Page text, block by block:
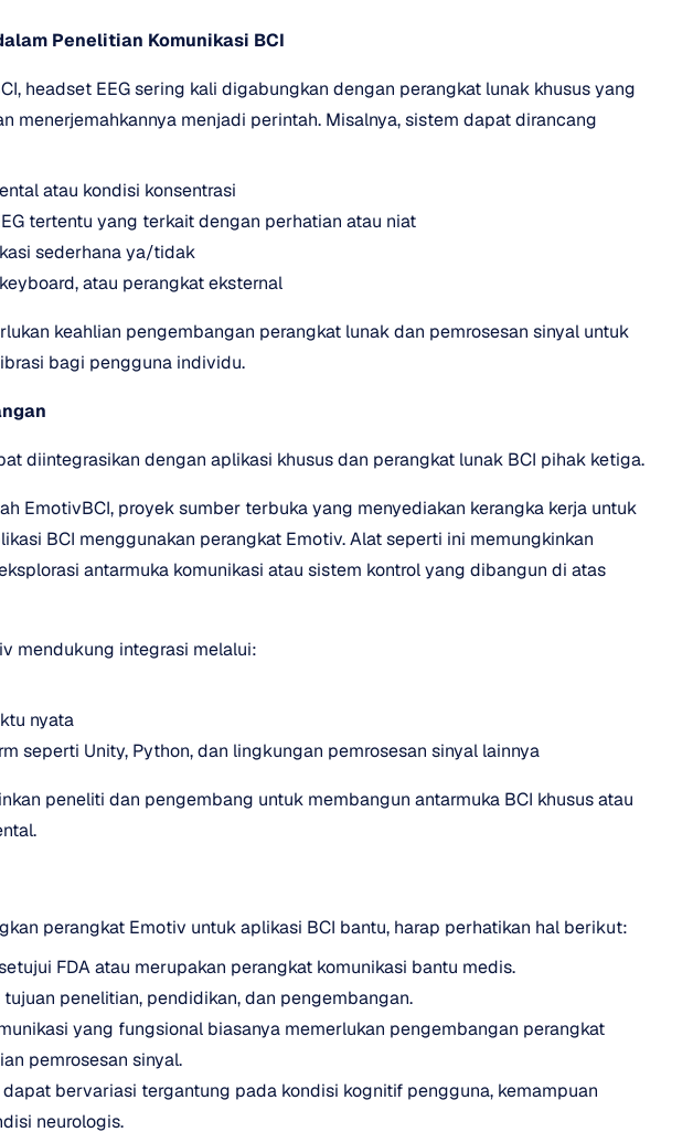
Penelitian Komunikasi BCI
headset EEG sering kali digabungkan dengan perangkat lunak khusus yang
menerjemahkannya menjadi perintah. Misalnya, sistem dapat dirancang
atau kondisi konsentrasi
tertentu yang terkait dengan perhatian atau niat
sederhana ya/tidak
atau perangkat eksternal
keahlian pengembangan perangkat lunak dan pemrosesan sinyal untuk
bagi pengguna individu.
diintegrasikan dengan aplikasi khusus dan perangkat lunak BCI pihak ketiga.
EmotivBCI, proyek sumber terbuka yang menyediakan kerangka kerja untuk
BCI menggunakan perangkat Emotiv. Alat seperti ini memungkinkan
antarmuka komunikasi atau sistem kontrol yang dibangun di atas
mendukung integrasi melalui:
nyata
seperti Unity, Python, dan lingkungan pemrosesan sinyal lainnya
peneliti dan pengembang untuk membangun antarmuka BCI khusus atau
perangkat Emotiv untuk aplikasi BCI bantu, harap perhatikan hal berikut:
FDA atau merupakan perangkat komunikasi bantu medis.
penelitian, pendidikan, dan pengembangan.
yang fungsional biasanya memerlukan pengembangan perangkat
pemrosesan sinyal.
bervariasi tergantung pada kondisi kognitif pengguna, kemampuan
neurologis.